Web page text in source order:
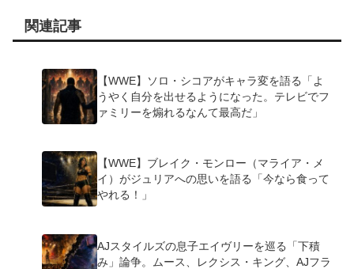
関連記事
【WWE】ソロ・シコアがキャラ変を語る「よ
うやく自分を出せるようになった。テレビでフ
ァミリーを煽れるなんて最高だ」
【WWE】ブレイク・モンロー（マライア・メ
イ）がジュリアへの思いを語る「今なら食って
やれる！」
AJスタイルズの息子エイヴリーを巡る「下積
み」論争。ムース、レクシス・キング、AJフラ